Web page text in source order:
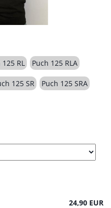
125 RL Puch 125 RLA
125 SR Puch 125 SRA
24,90 EUR